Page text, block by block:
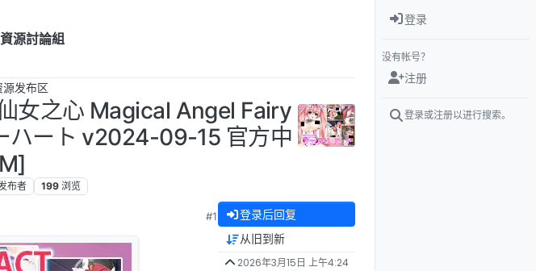
源討論組
源发布区
女之心 Magical Angel Fairy
ハート v2024-09-15 官方中
布者 199 浏览
#1 登录后回复
从旧到新
2026年3月15日 上午4:24
登录
没有帐号？
注册
登录或注册以进行搜索。